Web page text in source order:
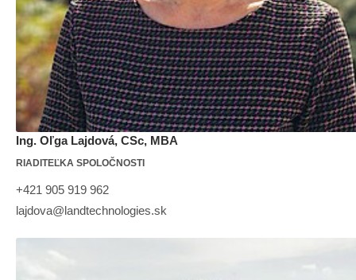
Ing. Oľga Lajdová, CSc, MBA
RIADITEĽKA SPOLOČNOSTI
+421 905 919 962
lajdova@landtechnologies.sk